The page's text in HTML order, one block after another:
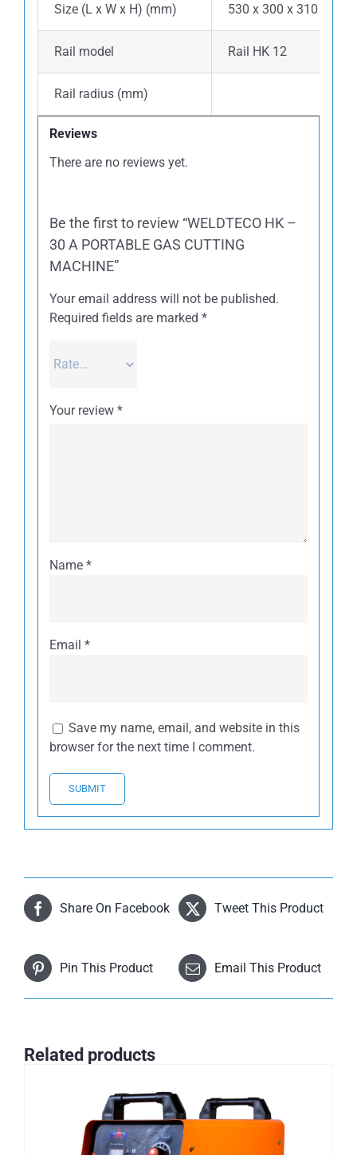
Size (L x W x H) (mm) 530 x 300 x 310
Rail model Rail HK 12
Rail radius (mm)
Reviews
There are no reviews yet.
Be the first to review “WELDTECO HK –
30 A PORTABLE GAS CUTTING
MACHINE”
Your email address will not be published.
Required fields are marked *
Your review *
Name *
Email *
Save my name, email, and website in this
browser for the next time I comment.
Share On Facebook Tweet This Product
Pin This Product Email This Product
Related products